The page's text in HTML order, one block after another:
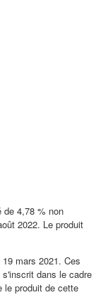
de 4,78 % non
2022. Le produit
mars 2021. Ces
dans le cadre
le produit de cette